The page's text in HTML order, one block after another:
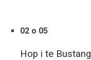
02 o 05
Hop i te Bustang